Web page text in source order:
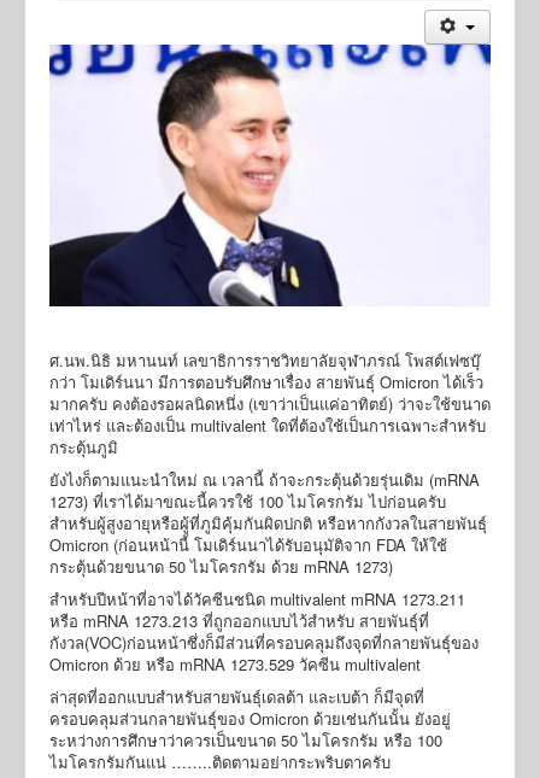
ศ.นพ.นิธิ มหานนท์ เลขาธิการราชวิทยาลัยจุฬาภรณ์ โพสต์เฟซบุ๊
กว่า โมเดิร์นนา มีการตอบรับศึกษาเรื่อง สายพันธุ์ Omicron ได้เร็ว
มากครับ คงต้องรอผลนิดหนึ่ง (เขาว่าเป็นแค่อาทิตย์) ว่าจะใช้ขนาด
เท่าไหร่ และต้องเป็น multivalent ใดที่ต้องใช้เป็นการเฉพาะสำหรับ
กระตุ้นภูมิ
ยังไงก็ตามแนะนำใหม่ ณ เวลานี้ ถ้าจะกระตุ้นด้วยรุ่นเดิม (mRNA
1273) ที่เราได้มาขณะนี้ควรใช้ 100 ไมโครกรัม ไปก่อนครับ
สำหรับผู้สูงอายุหรือผู้ที่ภูมิคุ้มกันผิดปกติ หรือหากกังวลในสายพันธุ์
Omicron (ก่อนหน้านี้ โมเดิร์นนาได้รับอนุมัติจาก FDA ให้ใช้
กระตุ้นด้วยขนาด 50 ไมโครกรัม ด้วย mRNA 1273)
สำหรับปีหน้าที่อาจได้วัคซีนชนิด multivalent mRNA 1273.211
หรือ mRNA 1273.213 ที่ถูกออกแบบไว้สำหรับ สายพันธุ์ที่
กังวล(VOC)ก่อนหน้าซึ่งก็มีส่วนที่ครอบคลุมถึงจุดที่กลายพันธุ์ของ
Omicron ด้วย หรือ mRNA 1273.529 วัคซีน multivalent
ล่าสุดที่ออกแบบสำหรับสายพันธุ์เดลต้า และเบต้า ก็มีจุดที่
ครอบคลุมส่วนกลายพันธุ์ของ Omicron ด้วยเช่นกันนั้น ยังอยู่
ระหว่างการศึกษาว่าควรเป็นขนาด 50 ไมโครกรัม หรือ 100
ไมโครกรัมกันแน่ ……..ติดตามอย่ากระพริบตาครับ